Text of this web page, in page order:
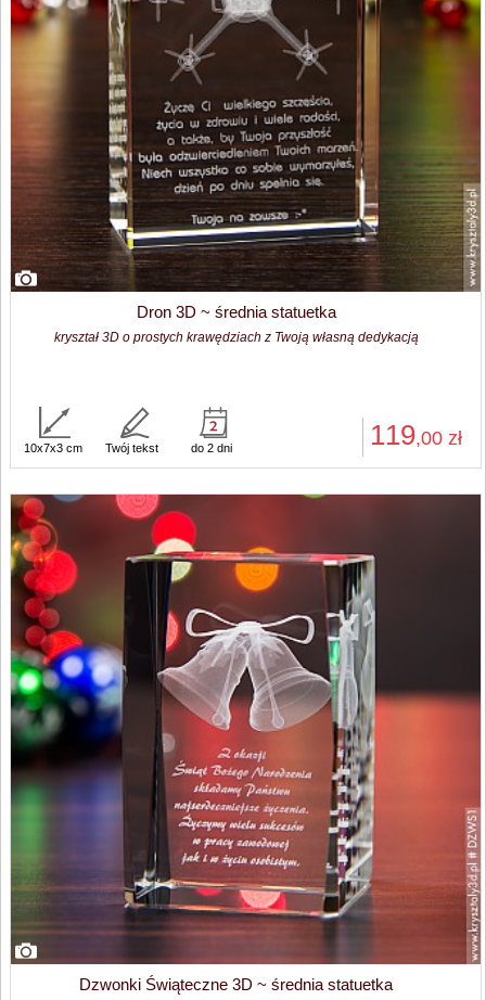
Dron 3D ~ średnia statuetka
kryształ 3D o prostych krawędziach z Twoją własną dedykacją
119,00 zł
10x7x3 cm Twój tekst do 2 dni
Dzwonki Świąteczne 3D ~ średnia statuetka